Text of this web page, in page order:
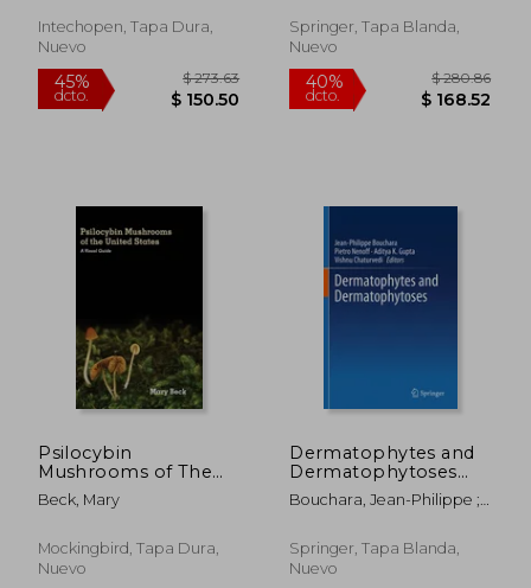
40% $ 235.86 40% $
Rufai
Intechopen, Tapa Dura,
Nuevo
Springer, Tapa Blanda,
Nuevo
Psilocybin
Mushrooms of The
United States: A Visual
Guide (en Inglés)
Beck, Mary
Mockingbird, Tapa Dura,
Nuevo
Dermatophytes and
Dermatophytoses
(en Inglés)
Bouchara, Jean-Philippe ;
Aditya K.
Springer, Tapa Blanda,
Nuevo